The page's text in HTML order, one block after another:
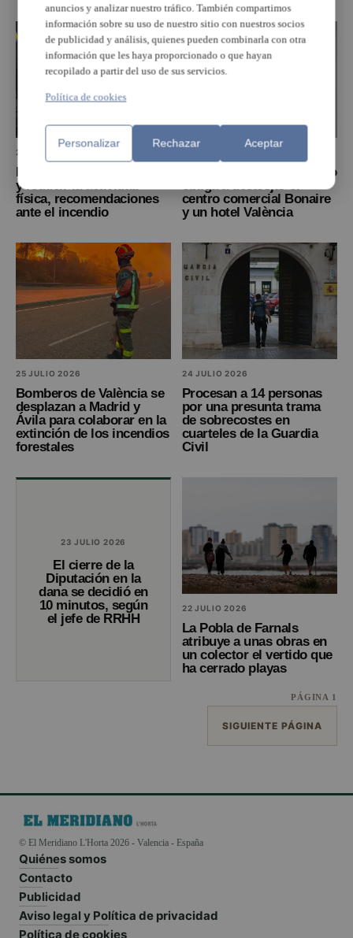
26 JULIO 2026
Permanecer en interiores
y reducir la actividad
física, recomendaciones
ante el incendio
Un incendio ya controlado
obliga a desalojar el
centro comercial Bonaire
y un hotel València
25 JULIO 2026
Bomberos de València se
desplazan a Madrid y
Ávila para colaborar en la
extinción de los incendios
forestales
24 JULIO 2026
Procesan a 14 personas
por una presunta trama
de sobrecostes en
cuarteles de la Guardia
Civil
23 JULIO 2026
El cierre de la
Diputación en la
dana se decidió en
10 minutos, según
el jefe de RRHH
22 JULIO 2026
La Pobla de Farnals
atribuye a unas obras en
un colector el vertido que
ha cerrado playas
PÁGINA 1
SIGUIENTE PÁGINA
© El Meridiano L'Horta 2026 - Valencia - España
Quiénes somos
Contacto
Publicidad
Aviso legal y Política de privacidad
Política de cookies
anuncios y analizar nuestro tráfico. También compartimos
información sobre su uso de nuestro sitio con nuestros socios
de publicidad y análisis, quienes pueden combinarla con otra
información que les haya proporcionado o que hayan
recopilado a partir del uso de sus servicios.
Política de cookies
Personalizar Rechazar Aceptar